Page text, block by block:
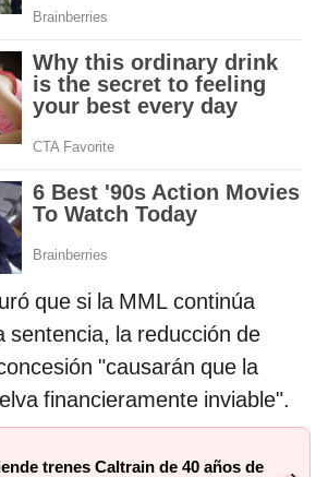
que si la MML continúa
sentencia, la reducción de
"causarán que la
financieramente inviable".
trenes Caltrain de 40 años de